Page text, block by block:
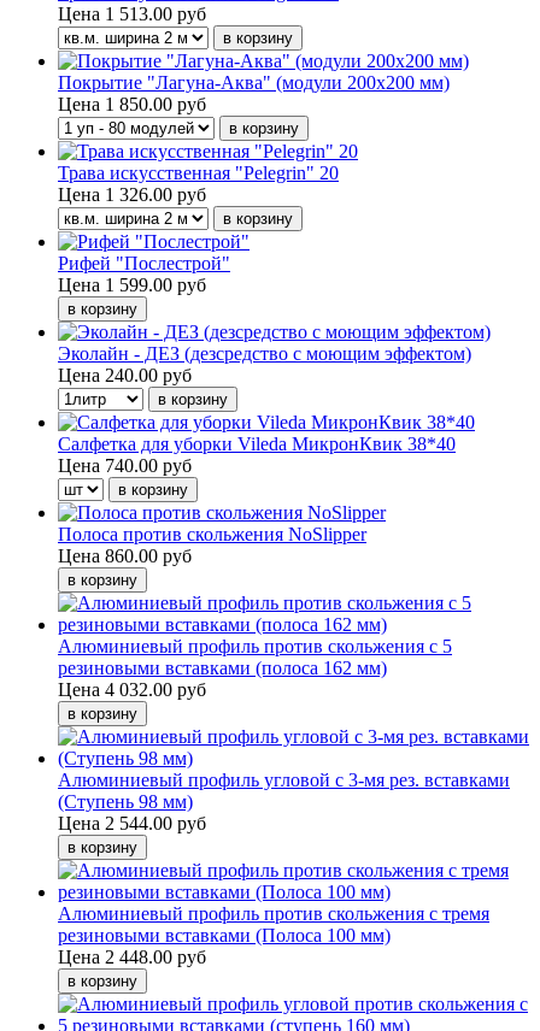
Цена 1 513.00 руб
Покрытие "Лагуна-Аква" (модули 200х200 мм)
Цена 1 850.00 руб
Трава искусственная "Pelegrin" 20
Цена 1 326.00 руб
Рифей "Послестрой"
Цена 1 599.00 руб
Эколайн - ДЕЗ (дезсредство с моющим эффектом)
Цена 240.00 руб
Салфетка для уборки Vileda МикронКвик 38*40
Цена 740.00 руб
Полоса против скольжения NoSlipper
Цена 860.00 руб
Алюминиевый профиль против скольжения с 5
резиновыми вставками (полоса 162 мм)
Цена 4 032.00 руб
Алюминиевый профиль угловой с 3-мя рез. вставками
(Ступень 98 мм)
Цена 2 544.00 руб
Алюминиевый профиль против скольжения с тремя
резиновыми вставками (Полоса 100 мм)
Цена 2 448.00 руб